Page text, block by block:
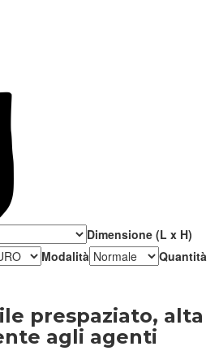
Dimensione (L x H)
Modalità
Quantità
prespaziato, alta
agli agenti